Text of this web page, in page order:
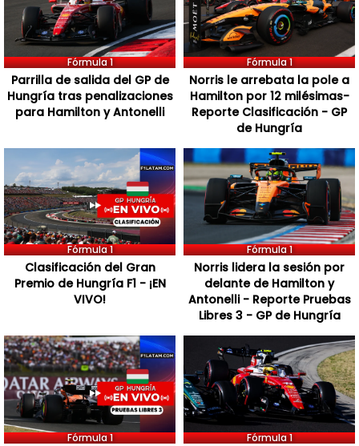
Fórmula 1
Parrilla de salida del GP de
Hungría tras penalizaciones
para Hamilton y Antonelli
Fórmula 1
Norris le arrebata la pole a
Hamilton por 12 milésimas-
Reporte Clasificación - GP
de Hungría
Fórmula 1
Clasificación del Gran
Premio de Hungría F1 - ¡EN
VIVO!
Fórmula 1
Norris lidera la sesión por
delante de Hamilton y
Antonelli - Reporte Pruebas
Libres 3 - GP de Hungría
Fórmula 1 Fórmula 1